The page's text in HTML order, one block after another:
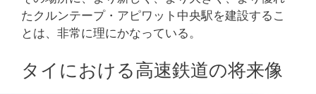
たクルンテープ・アピワット中央駅を建設するこ
とは、非常に理にかなっている。
タイにおける高速鉄道の将来像